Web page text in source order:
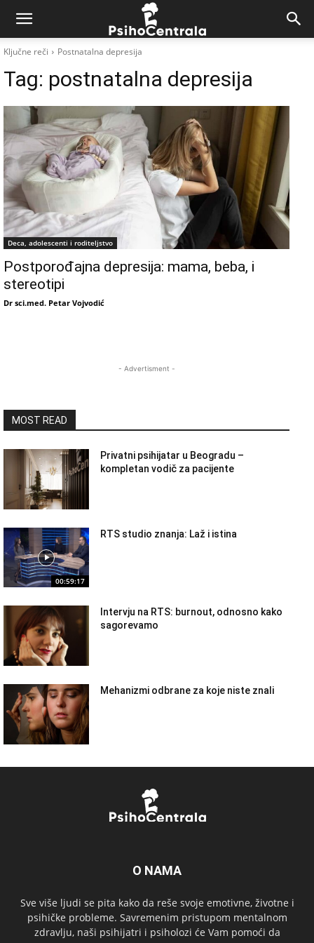
Ključne reči Postnatalna depresija
Tag: postnatalna depresija
Deca, adolescenti i roditeljstvo
Postporođajna depresija: mama, beba, i
stereotipi
Dr sci.med. Petar Vojvodić
- Advertisment -
MOST READ
Privatni psihijatar u Beogradu –
kompletan vodič za pacijente
00:59:17
RTS studio znanja: Laž i istina
Intervju na RTS: burnout, odnosno kako
sagorevamo
Mehanizmi odbrane za koje niste znali
O NAMA
Sve više ljudi se pita kako da reše svoje emotivne, životne i
psihičke probleme. Savremenim pristupom mentalnom
zdravlju, naši psihijatri i psiholozi će Vam pomoći da